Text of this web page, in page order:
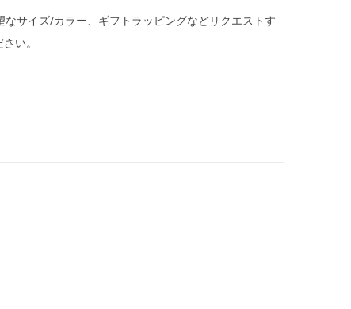
サイズ/カラー、ギフトラッピングなどリクエストす
い。